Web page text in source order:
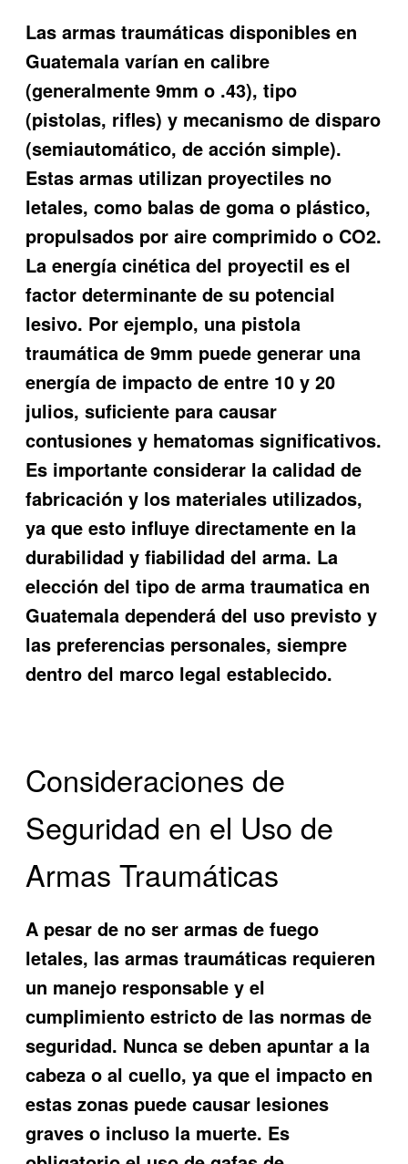
Las armas traumáticas disponibles en
Guatemala varían en calibre
(generalmente 9mm o .43), tipo
(pistolas, rifles) y mecanismo de disparo
(semiautomático, de acción simple).
Estas armas utilizan proyectiles no
letales, como balas de goma o plástico,
propulsados por aire comprimido o CO2.
La energía cinética del proyectil es el
factor determinante de su potencial
lesivo. Por ejemplo, una pistola
traumática de 9mm puede generar una
energía de impacto de entre 10 y 20
julios, suficiente para causar
contusiones y hematomas significativos.
Es importante considerar la calidad de
fabricación y los materiales utilizados,
ya que esto influye directamente en la
durabilidad y fiabilidad del arma. La
elección del tipo de arma traumatica en
Guatemala dependerá del uso previsto y
las preferencias personales, siempre
dentro del marco legal establecido.
Consideraciones de
Seguridad en el Uso de
Armas Traumáticas
A pesar de no ser armas de fuego
letales, las armas traumáticas requieren
un manejo responsable y el
cumplimiento estricto de las normas de
seguridad. Nunca se deben apuntar a la
cabeza o al cuello, ya que el impacto en
estas zonas puede causar lesiones
graves o incluso la muerte. Es